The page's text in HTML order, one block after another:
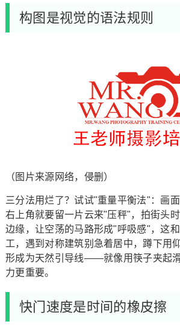
构图是视觉的语法规则
（图片来源网络，侵删）
三分法用烂了？试试"重量平衡法"：画
右上角就要留一片云来"压秤"，拍街头
边缘，让空荡的马路形成"呼吸感"，这
工，遇到对称建筑别急着居中，蹲下用
形成为天然引导线——就像用筷子夹起
力更重要。
快门速度是时间的橡皮擦